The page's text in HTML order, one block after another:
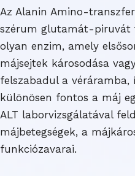
Az Alanin Amino-
szérum glutamát-piruvát
olyan enzim, amely
májsejtek károsodása
felszabadul a véráramba,
különösen fontos a máj
ALT laborvizsgálatával
májbetegségek, a
funkciózavarai.